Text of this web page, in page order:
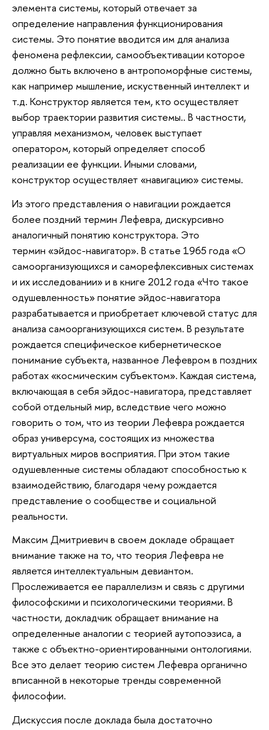
элемента системы, который отвечает за
определение направления функционирования
системы. Это понятие вводится им для анализа
феномена рефлексии, самообъективации которое
должно быть включено в антропоморфные системы,
как например мышление, искуственный интеллект и
т.д. Конструктор является тем, кто осуществляет
выбор траектории развития системы.. В частности,
управляя механизмом, человек выступает
оператором, который определяет способ
реализации ее функции. Иными словами,
конструктор осуществляет «навигацию» системы.
Из этого представления о навигации рождается
более поздний термин Лефевра, дискурсивно
аналогичный понятию конструктора. Это
термин «эйдос-навигатор». В статье 1965 года «О
самоорганизующихся и саморефлексивных системах
и их исследовании» и в книге 2012 года «Что такое
одушевленность» понятие эйдос-навигатора
разрабатывается и приобретает ключевой статус для
анализа самоорганизующихся систем. В результате
рождается специфическое кибернетическое
понимание субъекта, названное Лефевром в поздних
работах «космическим субъектом». Каждая система,
включающая в себя эйдос-навигатора, представляет
собой отдельный мир, вследствие чего можно
говорить о том, что из теории Лефевра рождается
образ универсума, состоящих из множества
виртуальных миров восприятия. При этом такие
одушевленные системы обладают способностью к
взаимодействию, благодаря чему рождается
представление о сообществе и социальной
реальности.
Максим Дмитриевич в своем докладе обращает
внимание также на то, что теория Лефевра не
является интеллектуальным девиантом.
Прослеживается ее параллелизм и связь с другими
философскими и психологическими теориями. В
частности, докладчик обращает внимание на
определенные аналогии с теорией аутопоэзиса, а
также с объектно-ориентированными онтологиями.
Все это делает теорию систем Лефевра органично
вписанной в некоторые тренды современной
философии.
Дискуссия после доклада была достаточно